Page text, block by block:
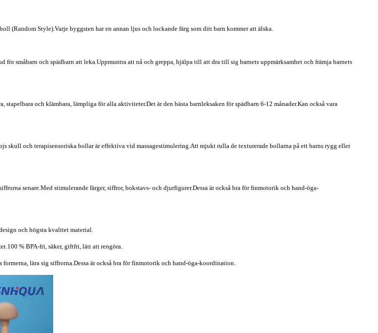
(Random Style).Varje byggsten har en annan ljus och lockande färg som ditt barn kommer att älska.
småbarn och spädbarn att leka.Uppmuntra att nå och greppa, hjälpa till att dra till sig barnets uppmärksamhet och främja barnets
och klämbara, lämpliga för alla aktiviteter.Det är den bästa barnleksaken för spädbarn 6-12 månader.Kan också vara
skull och terapisensoriska bollar är effektiva vid massagestimulering.Att mjukt rulla de texturerade bollarna på ett barns rygg eller
senare.Med stimulerande färger, siffror, bokstavs- och djurfigurer.Dessa är också bra för finmotorik och hand-öga-
och högsta kvalitet material.
% BPA-fri, säker, giftfri, lätt att rengöra.
formerna, lära sig siffrorna.Dessa är också bra för finmotorik och hand-öga-koordination.